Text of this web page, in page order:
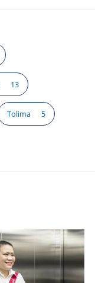
13
Tolima 5